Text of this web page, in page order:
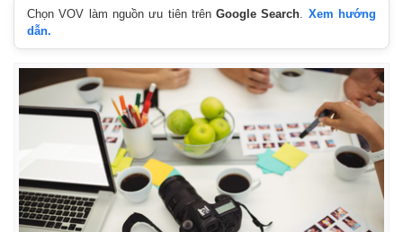
Cuộc sống đó đây
Hồ sơ
Multimedia
Video
Ảnh
E-Magazine
Infographic
Chọn VOV làm nguồn ưu tiên trênGoogle Search. Xem hướng
dẫn.